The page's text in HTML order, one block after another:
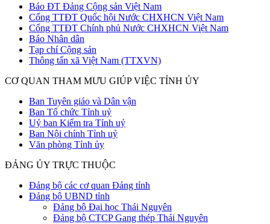
Báo ĐT Đảng Cộng sản Việt Nam
Cổng TTĐT Quốc hội Nước CHXHCN Việt Nam
Cổng TTĐT Chính phủ Nước CHXHCN Việt Nam
Báo Nhân dân
Tạp chí Cộng sản
Thông tấn xã Việt Nam (TTXVN)
CƠ QUAN THAM MƯU GIÚP VIỆC TỈNH ỦY
Ban Tuyên giáo và Dân vận
Ban Tổ chức Tỉnh uỷ
Uỷ ban Kiểm tra Tỉnh uỷ
Ban Nội chính Tỉnh uỷ
Văn phòng Tỉnh ủy
ĐẢNG ỦY TRỰC THUỘC
Đảng bộ các cơ quan Đảng tỉnh
Đảng bộ UBND tỉnh
Đảng bộ Đại học Thái Nguyên
Đảng bộ CTCP Gang thép Thái Nguyên